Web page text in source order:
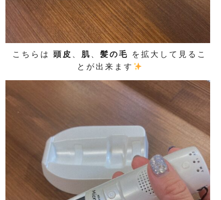
こちらは 頭皮 肌 髪の毛
を拡大して見るこ
とが出来ます